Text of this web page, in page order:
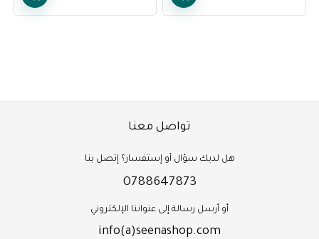
تواصل معنا
هل لديك سؤال أو إستفسار؟ إتصل بنا
0788647873
أو أرسل رسالة إلى عنواننا الإلكتروني
info(a)seenashop.com